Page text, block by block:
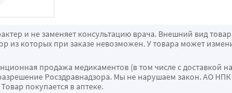
и не заменяет консультацию врача. Внешний вид
которых при заказе невозможен. У товара может
продажа медикаментов (в том числе с доставкой
Росздравнадзора. Мы не нарушаем закон. АО НПК
покупается в аптеке.